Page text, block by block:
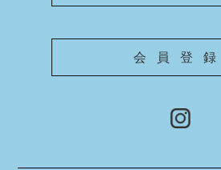
会員登録